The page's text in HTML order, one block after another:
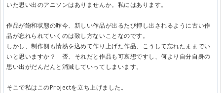
いた思い出のアニソンはありませんか。私にはあります。
作品が飽和状態の昨今、新しい作品が出るたび押し出されるように古い作
品が忘れられていくのは致し方ないことなのです。
しかし、制作側も情熱を込めて作り上げた作品、こうして忘れたままでい
いと思いますか？ 否、それだと作品も可哀想ですし、何より自分自身の
思い出がだんだんと消滅していってしまいます。
そこで私はこのProjectを立ち上げました。